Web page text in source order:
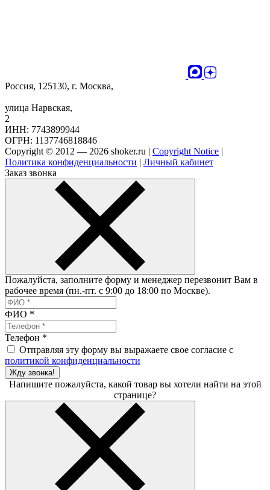
Россия, 125130, г. Москва,
улица Нарвская,
2
ИНН: 7743899944
ОГРН: 1137746818846
Copyright © 2012 — 2026 shoker.ru | Copyright Notice |
Политика конфиденциальности | Личный кабинет
Заказ звонка
Пожалуйста, заполните форму и менеджер перезвонит Вам в
рабочее время (пн.-пт. с 9:00 до 18:00 по Москве).
ФИО *
Телефон *
Отправляя эту форму вы выражаете свое согласие с
политикой конфиденциальности
Жду звонка!
Напишите пожалуйста, какой товар вы хотели найти на этой
странице?